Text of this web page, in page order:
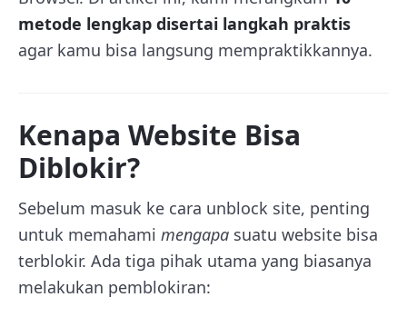
metode lengkap disertai langkah praktis
agar kamu bisa langsung mempraktikkannya.
Kenapa Website Bisa
Diblokir?
Sebelum masuk ke cara unblock site, penting
untuk memahami mengapa suatu website bisa
terblokir. Ada tiga pihak utama yang biasanya
melakukan pemblokiran: